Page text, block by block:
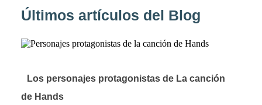
Últimos artículos del Blog
Los personajes protagonistas de La canción
de Hands